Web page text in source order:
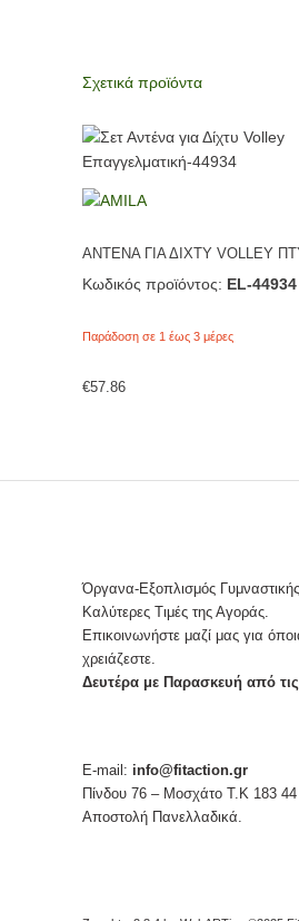
Σχετικά προϊόντα
ΑΝΤΕΝΑ ΓΙΑ ΔΙΧΤΥ VOLLEY
Κωδικός προϊόντος: EL-44934
Παράδοση σε 1 έως 3 μέρες
€57.86
Όργανα-Εξοπλισμός
Καλύτερες Τιμές της Αγοράς.
Επικοινωνήστε μαζί μας για
χρειάζεστε.
Δευτέρα με Παρασκευή από
E-mail: info@fitaction.gr
Πίνδου 76 – Μοσχάτο Τ.Κ 183 44
Αποστολή Πανελλαδικά.